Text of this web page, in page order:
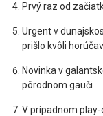
Prvý raz od
Urgent v
prišlo kvôli
Novinka v
pôrodnom gauči
V prípadnom